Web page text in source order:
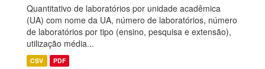
Quantitativo de laboratórios por unidade acadêmica
(UA) com nome da UA, número de laboratórios, número
de laboratórios por tipo (ensino, pesquisa e extensão),
utilização média...
CSV PDF